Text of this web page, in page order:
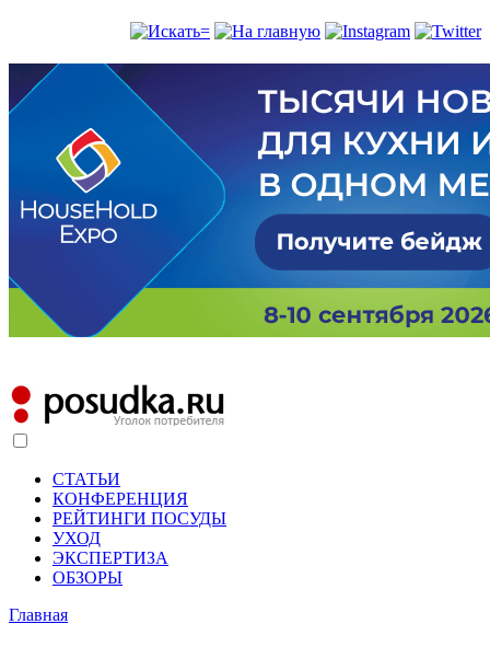
СТАТЬИ
КОНФЕРЕНЦИЯ
РЕЙТИНГИ ПОСУДЫ
УХОД
ЭКСПЕРТИЗА
ОБЗОРЫ
Главная